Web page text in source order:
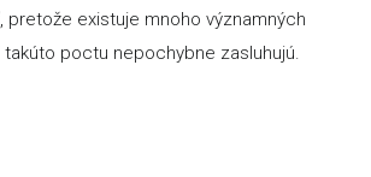
pretože existuje mnoho významných
poctu nepochybne zasluhujú.